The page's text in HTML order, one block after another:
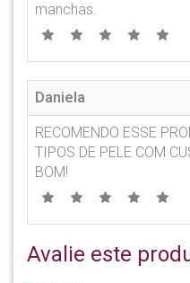
manchas.
Daniela
RECOMENDO ESSE
TIPOS DE PELE COM
BOM!
Avalie este